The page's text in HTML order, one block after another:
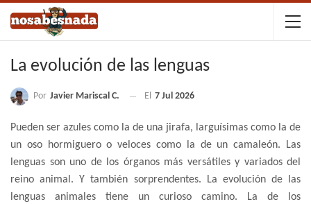
La evolución de las lenguas
Por Javier Mariscal C. El 7 Jul 2026
Pueden ser azules como la de una jirafa, larguísimas como la de
un oso hormiguero o veloces como la de un camaleón. Las
lenguas son uno de los órganos más versátiles y variados del
reino animal. Y también sorprendentes. La evolución de las
lenguas animales tiene un curioso camino. La de los